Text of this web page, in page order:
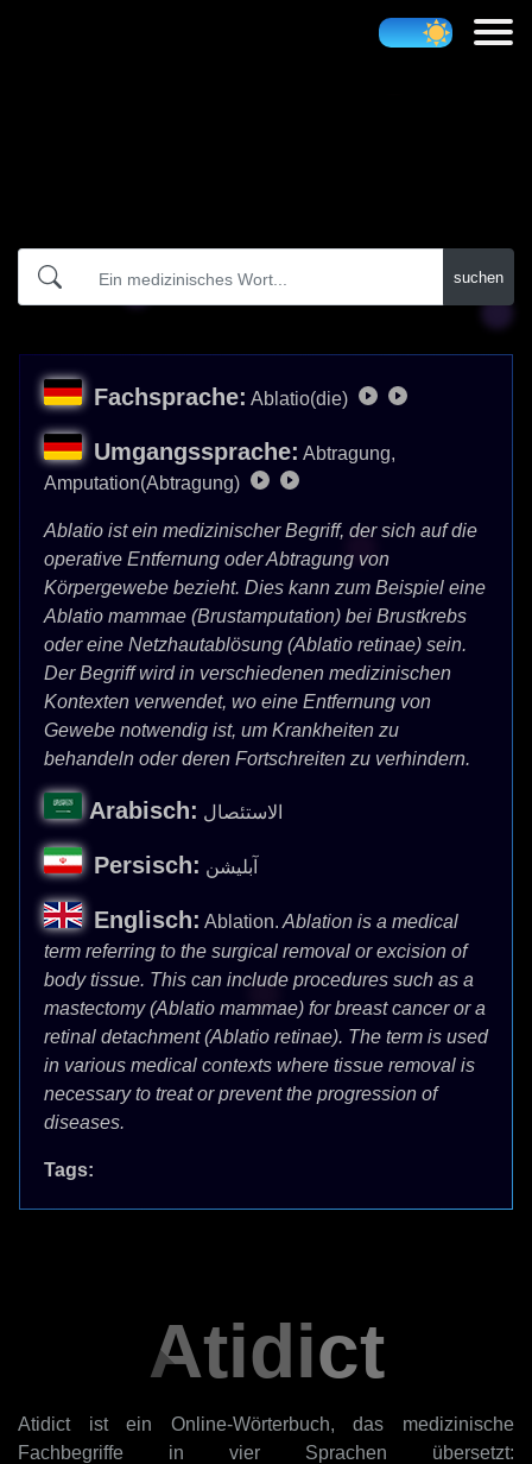
suchen
Fachsprache: Ablatio(die)
Umgangssprache: Abtragung,
Amputation(Abtragung)
Ablatio ist ein medizinischer Begriff, der sich auf die
operative Entfernung oder Abtragung von
Körpergewebe bezieht. Dies kann zum Beispiel eine
Ablatio mammae (Brustamputation) bei Brustkrebs
oder eine Netzhautablösung (Ablatio retinae) sein.
Der Begriff wird in verschiedenen medizinischen
Kontexten verwendet, wo eine Entfernung von
Gewebe notwendig ist, um Krankheiten zu
behandeln oder deren Fortschreiten zu verhindern.
Arabisch: الاستئصال
Persisch: آبلیشن
Englisch: Ablation. Ablation is a medical
term referring to the surgical removal or excision of
body tissue. This can include procedures such as a
mastectomy (Ablatio mammae) for breast cancer or a
retinal detachment (Ablatio retinae). The term is used
in various medical contexts where tissue removal is
necessary to treat or prevent the progression of
diseases.
Tags:
Atidict
Atidict ist ein Online-Wörterbuch, das medizinische
Fachbegriffe in vier Sprachen übersetzt: